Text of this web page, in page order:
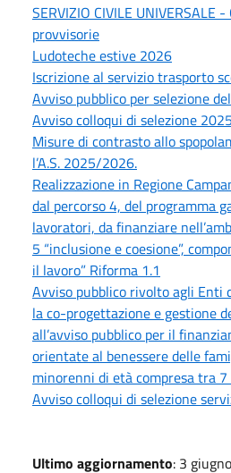
SERVIZIO CIVILE UNIVERSALE
provvisorie
Ludoteche estive 2026
Iscrizione al servizio trasporto
Avviso pubblico per selezione
Avviso colloqui di selezione 2025
Misure di contrasto allo
l’A.S. 2025/2026.
Realizzazione in Regione
dal percorso 4, del programma
lavoratori, da finanziare
5 “inclusione e coesione”,
il lavoro” Riforma 1.1
Avviso pubblico rivolto agli Enti
la co-progettazione e gestione
all’avviso pubblico per il
orientate al benessere delle
minorenni di età compresa tra
Avviso colloqui di selezione
Ultimo aggiornamento: 3